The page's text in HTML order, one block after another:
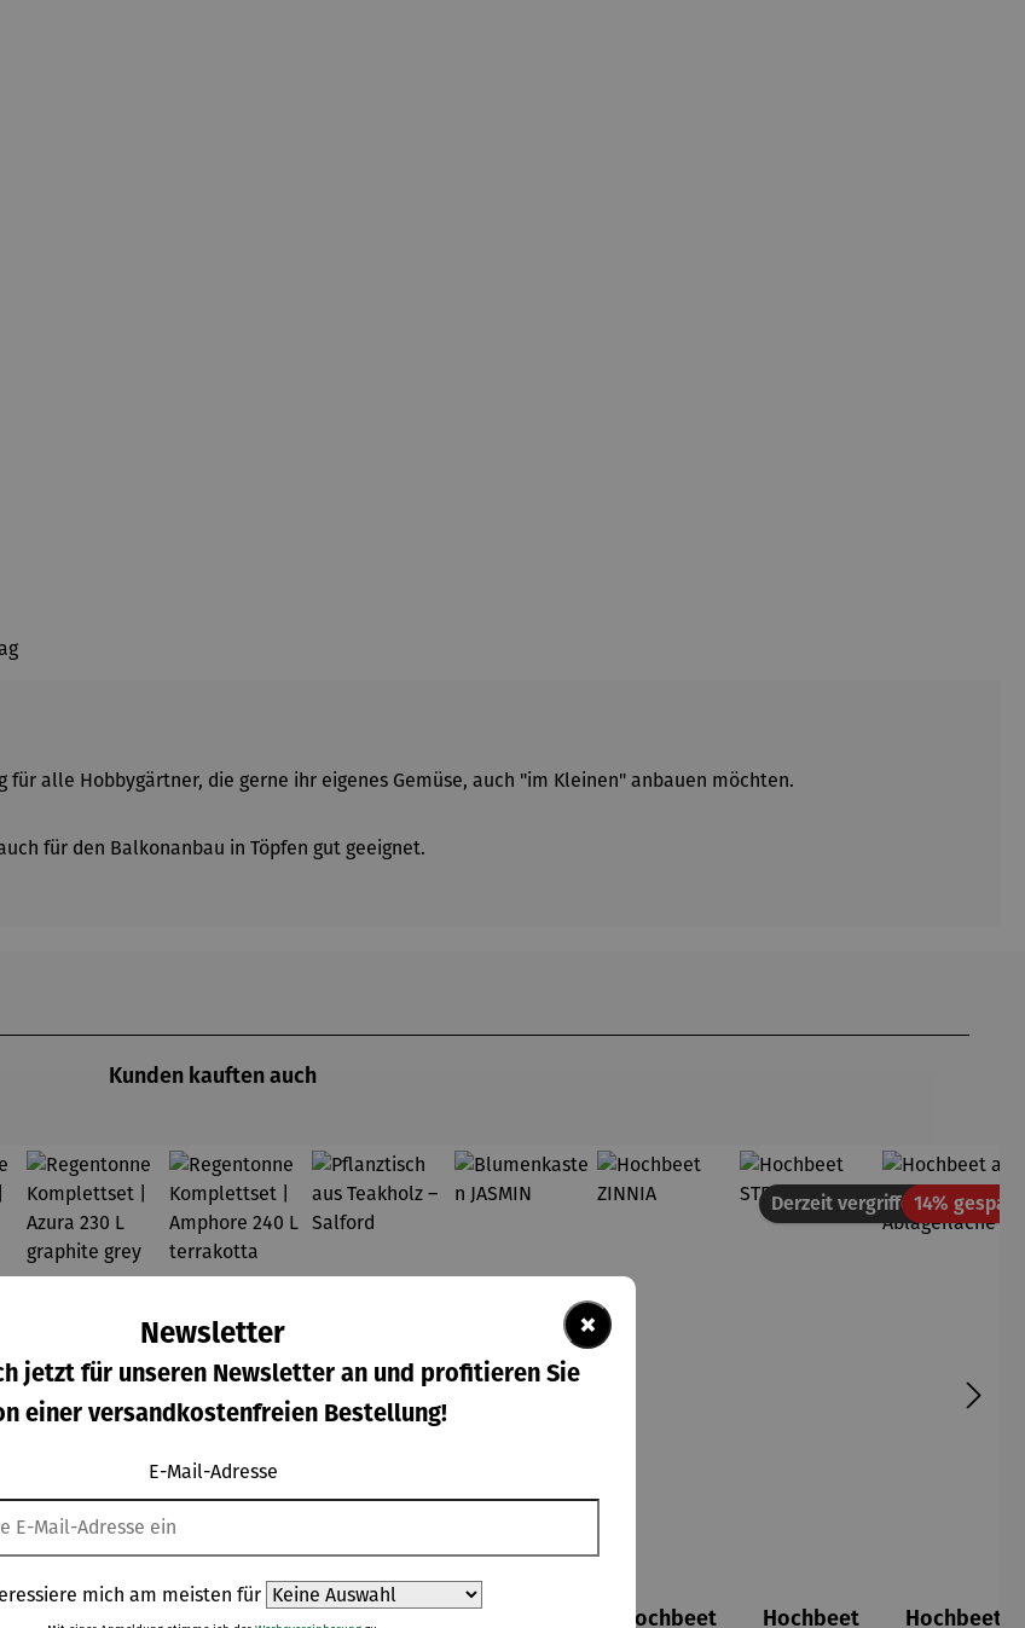
alle Hobbygärtner, die gerne ihr eigenes Gemüse, auch "im Kleinen" anbauen möchten.
für den Balkonanbau in Töpfen gut geeignet.
Kunden kauften auch
Regenton
Regenton
Hochbeet
Derzeit vergriffen
Hochbeet
14% gespart
Hochbeet
×
Newsletter
jetzt für unseren Newsletter an und profitieren Sie
einer versandkostenfreien Bestellung!
E-Mail-Adresse
mich am meisten für